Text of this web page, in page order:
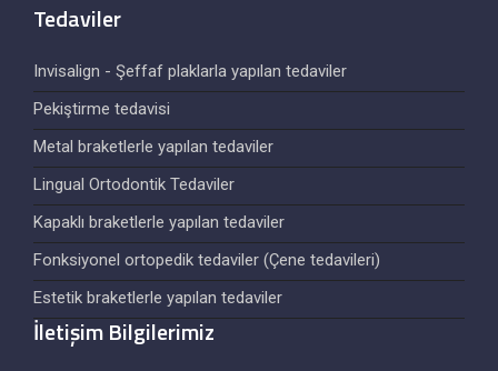
Tedaviler
Invisalign - Şeffaf plaklarla yapılan tedaviler
Pekiştirme tedavisi
Metal braketlerle yapılan tedaviler
Lingual Ortodontik Tedaviler
Kapaklı braketlerle yapılan tedaviler
Fonksiyonel ortopedik tedaviler (Çene tedavileri)
Estetik braketlerle yapılan tedaviler
İletişim Bilgilerimiz